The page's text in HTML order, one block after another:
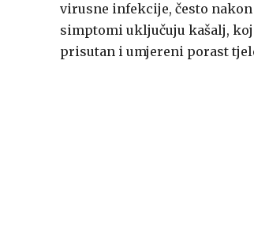
virusne infekcije, često
simptomi uključuju kašalj,
prisutan i umjereni porast